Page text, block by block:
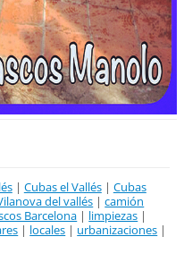
| Cubas el Vallés | Cubas
del vallés | camión
Barcelona | limpiezas |
| locales | urbanizaciones |